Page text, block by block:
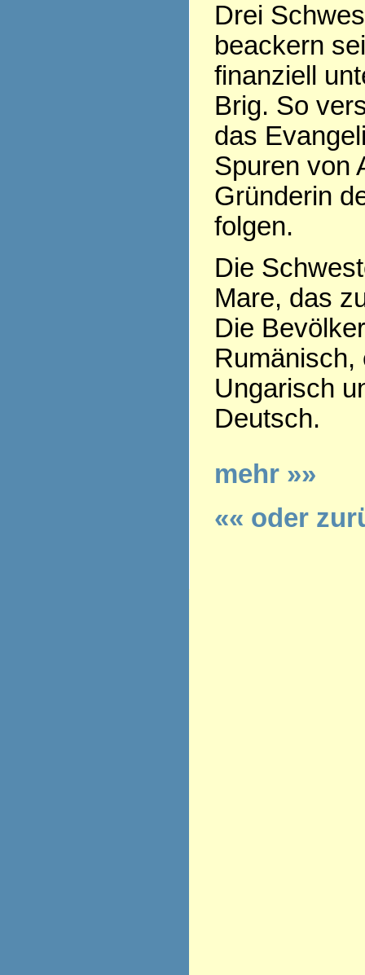
Drei
beackern
finanziell
Brig. So
das
Spuren von
Gründerin
folgen.
Die
Mare, das
Die
Rumänisch,
Ungarisch
Deutsch.
mehr »»
«« oder